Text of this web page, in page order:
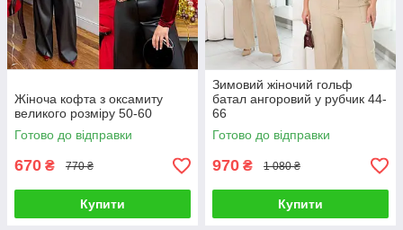
Жіноча кофта з оксамиту
великого розміру 50-60
Готово до відправки
670 ₴ 770 ₴
Купити
Зимовий жіночий гольф
батал ангоровий у рубчик 44-
66
Готово до відправки
970 ₴ 1 080 ₴
Купити